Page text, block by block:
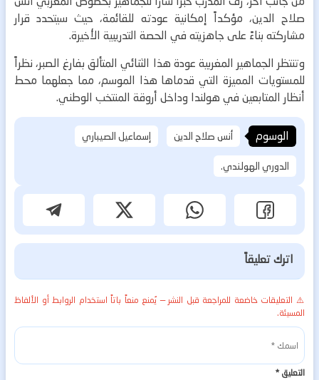
صلاح الدين، مؤكداً إمكانية عودته للقائمة، حيث سيتحدد قرار
مشاركته بناءً على جاهزيته في الحصة التدريبية الأخيرة.
وتنتظر الجماهير المغربية عودة هذا الثنائي المتألق بفارغ الصبر، نظراً
للمستويات المميزة التي قدماها هذا الموسم، مما جعلهما محط
أنظار المتابعين في هولندا وداخل أروقة المنتخب الوطني.
الوسوم أنس صلاح الدين
إسماعيل الصيباري
الدوري الهولندي.
اترك تعليقاً
⚠️ التعليقات خاضعة للمراجعة قبل النشر — يُمنع منعاً باتاً استخدام الروابط أو الألفاظ
المسيئة.
التعليق*